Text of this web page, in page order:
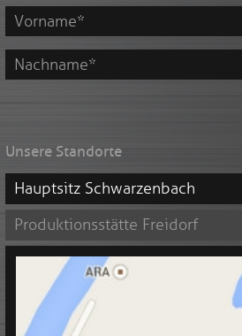
Adresse
*Vorname
*
Unsere Standorte
Hauptsitz Schwarzenbach
Produktionsstätte Freidorf